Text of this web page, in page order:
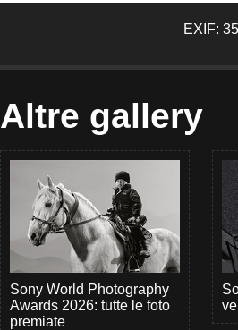
EXIF:
Altre gallery
Sony World Photography
Awards 2026: tutte le foto
premiate